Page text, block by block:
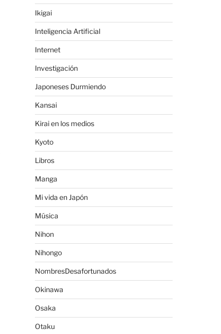
Ikigai
Inteligencia Artificial
Internet
Investigación
Japoneses Durmiendo
Kansai
Kirai en los medios
Kyoto
Libros
Manga
Mi vida en Japón
Música
Nihon
Nihongo
NombresDesafortunados
Okinawa
Osaka
Otaku